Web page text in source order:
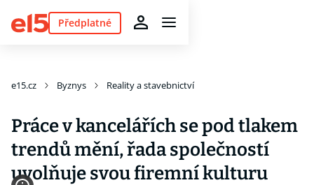
Předplatné
e15.cz Byznys Reality a stavebnictví
Práce v kancelářích se pod tlakem
trendů mění, řada společností
uvolňuje svou firemní kulturu